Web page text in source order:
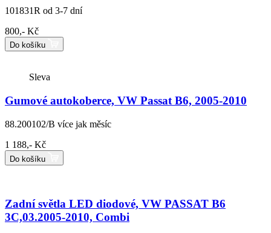
101831R od 3-7 dní
800,- Kč
Do košíku
Sleva
Gumové autokoberce, VW Passat B6, 2005-2010
88.200102/B více jak měsíc
1 188,- Kč
Do košíku
Zadní světla LED diodové, VW PASSAT B6
3C,03.2005-2010, Combi